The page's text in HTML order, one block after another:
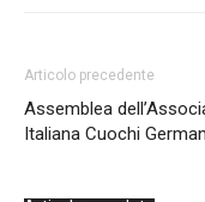
Articolo precedente
Assemblea
Italiana Cuochi